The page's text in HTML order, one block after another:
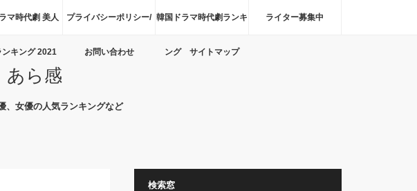
マ時代劇 美人
ンキング 2021
プライバシーポリシー/
お問い合わせ
韓国ドラマ時代劇ランキ
ング サイトマップ
ライター募集中
ら感
女優の人気ランキングなど
検索窓